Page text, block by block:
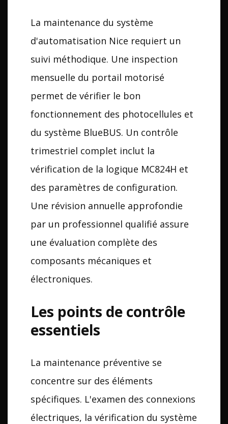
La maintenance du système
d'automatisation Nice requiert un
suivi méthodique. Une inspection
mensuelle du portail motorisé
permet de vérifier le bon
fonctionnement des photocellules et
du système BlueBUS. Un contrôle
trimestriel complet inclut la
vérification de la logique MC824H et
des paramètres de configuration.
Une révision annuelle approfondie
par un professionnel qualifié assure
une évaluation complète des
composants mécaniques et
électroniques.
Les points de contrôle
essentiels
La maintenance préventive se
concentre sur des éléments
spécifiques. L'examen des connexions
électriques, la vérification du système